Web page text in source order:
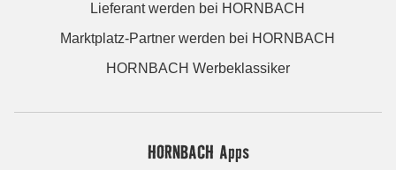
Lieferant werden bei HORNBACH
Marktplatz-Partner werden bei HORNBACH
HORNBACH Werbeklassiker
HORNBACH Apps